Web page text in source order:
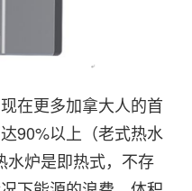
在更多加拿大人的首
90%以上（老式热水
水炉是即热式，不存